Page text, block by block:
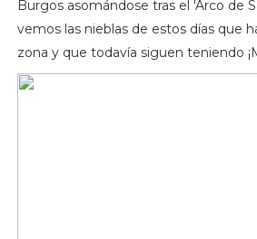
Burgos asomándose tras el 'Arco de
vemos las nieblas de estos días que
zona y que todavía siguen teniendo